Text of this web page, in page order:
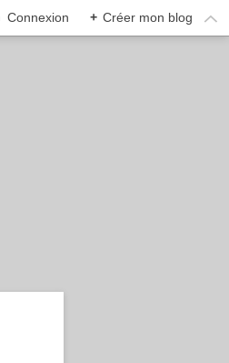
Connexion + Créer mon blog